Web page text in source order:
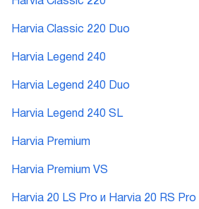
Harvia Classic 220 Duo
Harvia Legend 240
Harvia Legend 240 Duo
Harvia Legend 240 SL
Harvia Premium
Harvia Premium VS
Harvia 20 LS Pro и Harvia 20 RS Pro